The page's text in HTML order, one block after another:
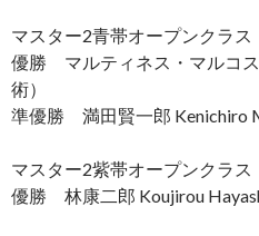
マスター2青帯オープンクラス
優勝 マルティネス・マルコ
術）
準優勝 満田賢一郎 Kenichiro
マスター2紫帯オープンクラス
優勝 林康二郎 Koujirou